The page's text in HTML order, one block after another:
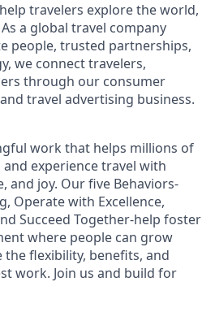
travelers explore the world,
a global travel company
people, trusted partnerships,
we connect travelers,
through our consumer
travel advertising business.
work that helps millions of
experience travel with
and joy. Our five Behaviors-
Operate with Excellence,
Succeed Together-help foster
where people can grow
flexibility, benefits, and
work. Join us and build for